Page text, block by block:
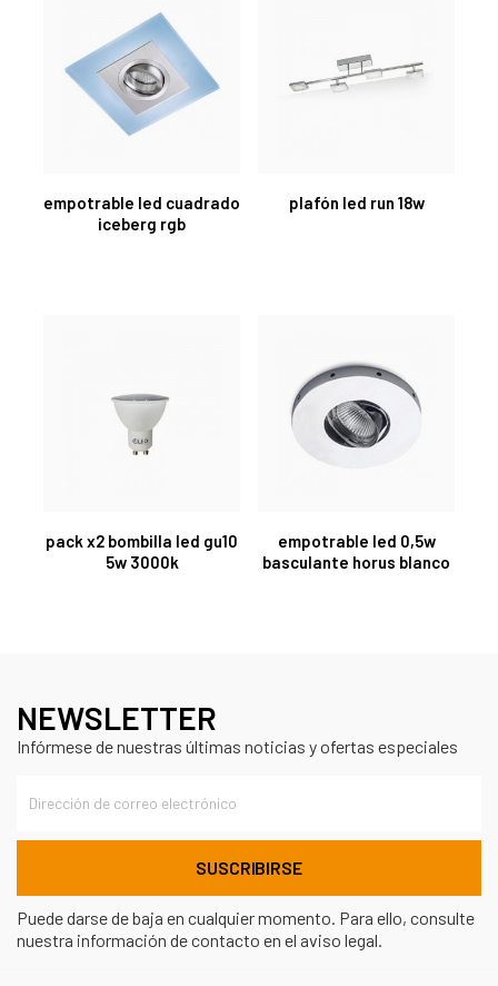
empotrable led cuadrado
iceberg rgb
plafón led run 18w
pack x2 bombilla led gu10
5w 3000k
empotrable led 0,5w
basculante horus blanco
NEWSLETTER
Infórmese de nuestras últimas noticias y ofertas especiales
Puede darse de baja en cualquier momento. Para ello, consulte
nuestra información de contacto en el aviso legal.